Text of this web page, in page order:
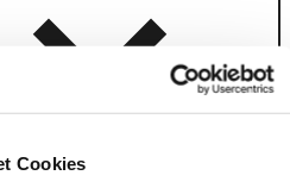
Cookies